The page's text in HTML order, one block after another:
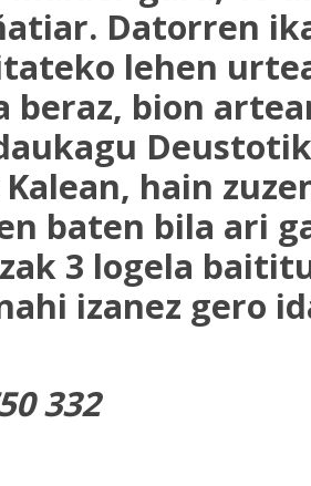
Datorren
lehen
beraz, bion
hain
baten bila ari
3 logela
izanez gero
332